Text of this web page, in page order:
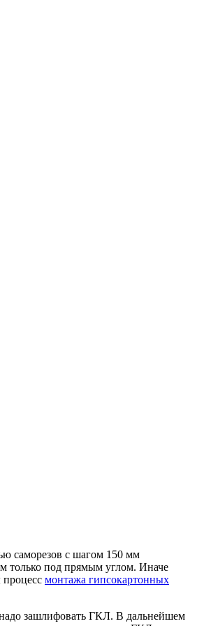
саморезов с шагом 150 мм
только под прямым углом. Иначе
монтажа гипсокартонных
надо зашлифовать ГКЛ. В дальнейшем